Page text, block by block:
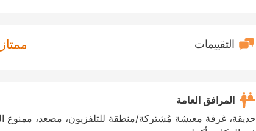
التقييمات ممتاز
المرافق العامة
حديقة، غرفة معيشة مُشتركة/منطقة للتلفزيون، مصعد، ممنوع